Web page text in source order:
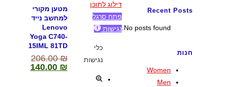
מטען מקורי
למחשב נייד
Lenovo
Yoga C740-
15IML 81TD
206.00₪
140.00 ₪
Recent Posts
No posts found.
חנות
Women
Men
דילוג לתוכן
פתח סרגל
נגישות
כלי
נגישות